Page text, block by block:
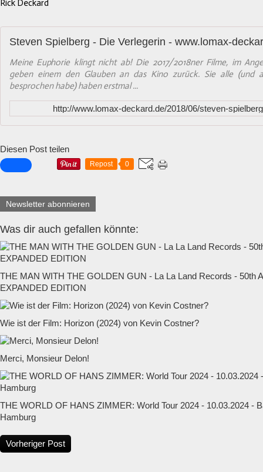
Rick Deckard
Steven Spielberg - Die Verlegerin - www.lomax-
Meine Euphorie klingt nicht ab! Die 2017/2018ner Filme, im
geben einem den Glauben an das Kino zurück. Sie alle (und
besprochen habe) haben erstmal ...
http://www.lomax-deckard.de/2018/06/steven-
Diesen Post teilen
Repost 0
Newsletter abonnieren
Was dir auch gefallen könnte:
THE MAN WITH THE GOLDEN GUN - La La Land Records - 50th
EXPANDED EDITION
Wie ist der Film: Horizon (2024) von Kevin Costner?
Merci, Monsieur Delon!
THE WORLD OF HANS ZIMMER: World Tour 2024 - 10.03.2024 -
Hamburg
Vorheriger Post